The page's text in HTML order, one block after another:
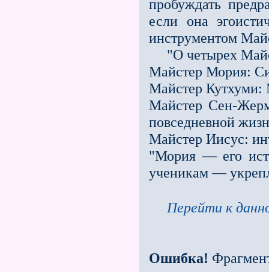
пробуждать
если она
инструментом
"О четырех
Майстер Мория:
Майстер Кутхуми:
Майстер Сен-
повседневной
Майстер Иисус:
"Мория — его
ученикам —
Перейти к
Ошибка!